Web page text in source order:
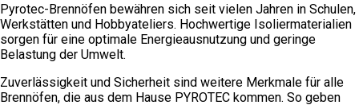
Pyrotec-Brennöfen bewähren sich seit vielen Jahren in Schulen,
Werkstätten und Hobbyateliers. Hochwertige Isoliermaterialien
sorgen für eine optimale Energieausnutzung und geringe
Belastung der Umwelt.
Zuverlässigkeit und Sicherheit sind weitere Merkmale für alle
Brennöfen, die aus dem Hause PYROTEC kommen. So geben